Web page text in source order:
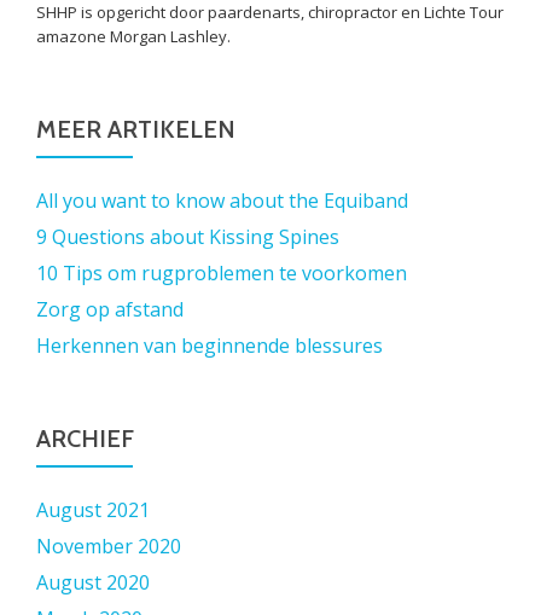
SHHP is opgericht door paardenarts, chiropractor en Lichte Tour
amazone Morgan Lashley.
MEER ARTIKELEN
All you want to know about the Equiband
9 Questions about Kissing Spines
10 Tips om rugproblemen te voorkomen
Zorg op afstand
Herkennen van beginnende blessures
ARCHIEF
August 2021
November 2020
August 2020